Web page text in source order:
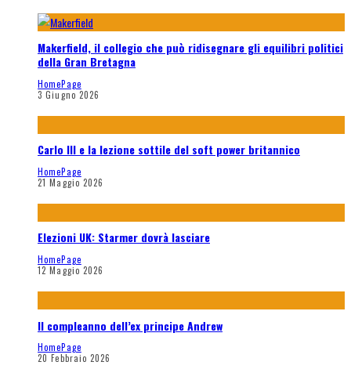
Makerfield, il collegio che può ridisegnare gli equilibri politici
della Gran Bretagna
HomePage
3 Giugno 2026
Carlo III e la lezione sottile del soft power britannico
HomePage
21 Maggio 2026
Elezioni UK: Starmer dovrà lasciare
HomePage
12 Maggio 2026
Il compleanno dell’ex principe Andrew
HomePage
20 Febbraio 2026